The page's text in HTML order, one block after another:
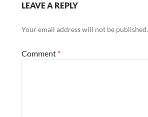
LEAVE A REPLY
Your email address will not be published.
Comment *